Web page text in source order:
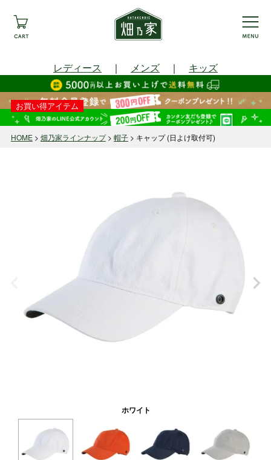
レディース ｜ メンズ ｜ キッズ
HOME 畑乃家ラインナップ 帽子 キャップ (日よけ取付可)
ホワイト
お買い得アイテム